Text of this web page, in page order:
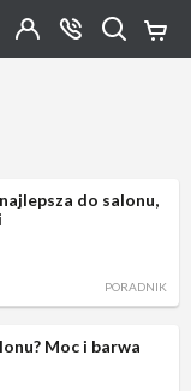
Moje
Konto
PORADNIK
do salonu,
Moc i barwa